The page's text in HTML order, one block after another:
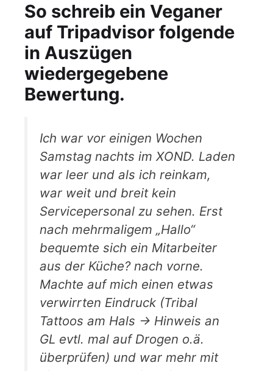
So schreib ein Veganer
auf Tripadvisor folgende
in Auszügen
wiedergegebene
Bewertung.
Ich war vor einigen Wochen
Samstag nachts im XOND. Laden
war leer und als ich reinkam,
war weit und breit kein
Servicepersonal zu sehen. Erst
nach mehrmaligem „Hallo“
bequemte sich ein Mitarbeiter
aus der Küche? nach vorne.
Machte auf mich einen etwas
verwirrten Eindruck (Tribal
Tattoos am Hals -> Hinweis an
GL evtl. mal auf Drogen o.ä.
überprüfen) und war mehr mit